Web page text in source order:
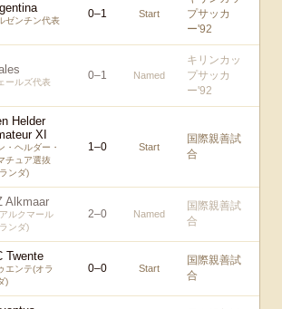
ゼンチン代表
0–1 Start
プサッカ
ー'92
ールズ代表
0–1 Named
キリンカッ
プサッカ
ー'92
Helder
XI
・ヘルダー・
チュア選抜
ンダ)
1–0 Start
国際親善試
合
Alkmaar
ルクマール
ンダ)
2–0 Named
国際親善試
合
Twente
エンテ(オラ
)
0–0 Start
国際親善試
合